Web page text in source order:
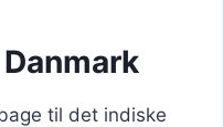
til det indiske